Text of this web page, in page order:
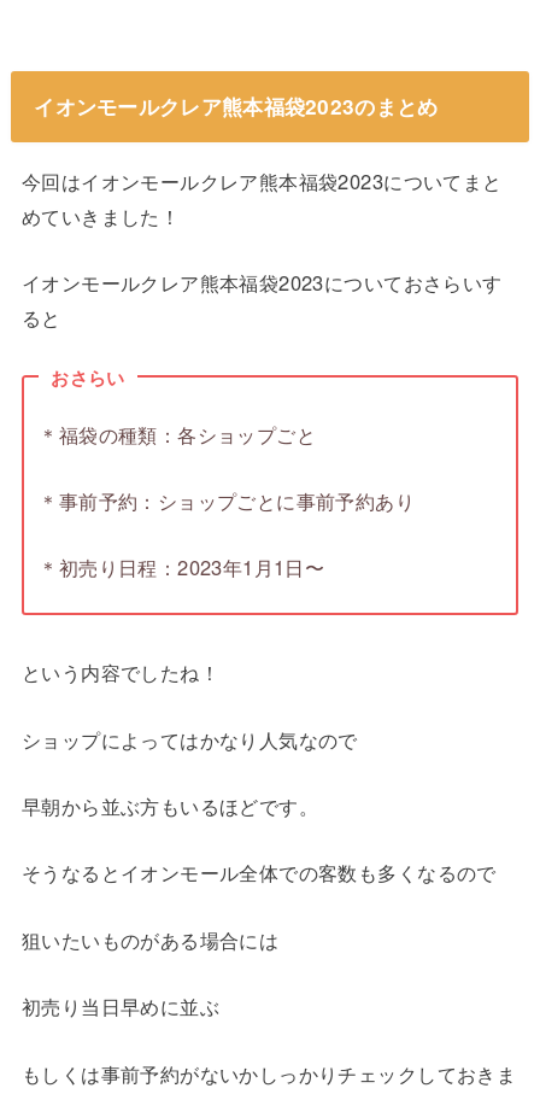
イオンモールクレア熊本福袋2023のまとめ
今回はイオンモールクレア熊本福袋2023についてまと
めていきました！
イオンモールクレア熊本福袋2023についておさらいす
ると
おさらい
＊福袋の種類：各ショップごと
＊事前予約：ショップごとに事前予約あり
＊初売り日程：2023年1月1日〜
という内容でしたね！
ショップによってはかなり人気なので
早朝から並ぶ方もいるほどです。
そうなるとイオンモール全体での客数も多くなるので
狙いたいものがある場合には
初売り当日早めに並ぶ
もしくは事前予約がないかしっかりチェックしておきま